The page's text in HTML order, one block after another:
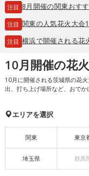
注目 8月開催の関東おす
注目 関東の人気花火大会
注目 横浜で開催される花
10月開催の花
10月に開催される茨城県の花
出、打ち上げ場所など、おでか
エリアを選択
関東 東京
埼玉県 群馬